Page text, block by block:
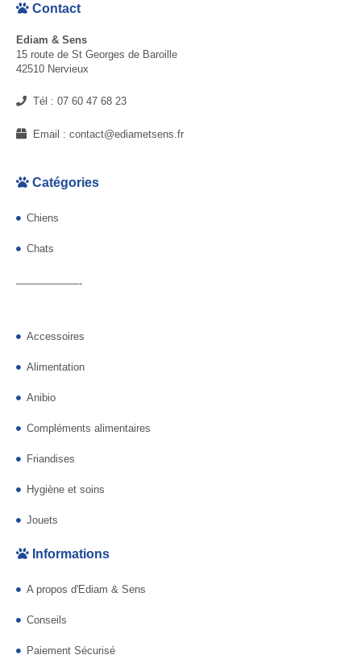
Contact
Ediam & Sens
15 route de St Georges de Baroille
42510 Nervieux
Tél : 07 60 47 68 23
Email : contact@ediametsens.fr
Catégories
Chiens
Chats
——————-
Accessoires
Alimentation
Anibio
Compléments alimentaires
Friandises
Hygiène et soins
Jouets
Informations
A propos d'Ediam & Sens
Conseils
Paiement Sécurisé